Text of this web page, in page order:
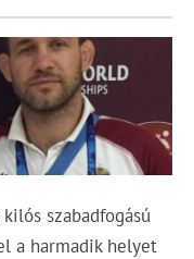
szabadfogású
a harmadik helyet